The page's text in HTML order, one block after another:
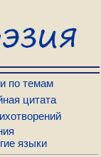
по темам
цитата
языки